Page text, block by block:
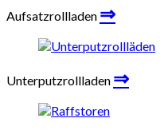
Aufsatzrollladen ⇒
Unterputzrollladen ⇒